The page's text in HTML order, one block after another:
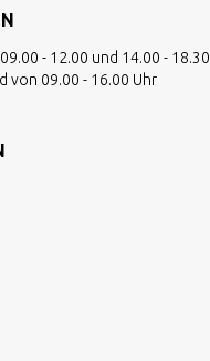
- 12.00 und 14.00 - 18.30
von 09.00 - 16.00 Uhr